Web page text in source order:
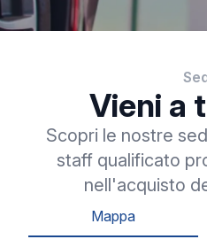
Vieni a
Scopri le nostre
staff qualificato
nell'acquisto
Mappa